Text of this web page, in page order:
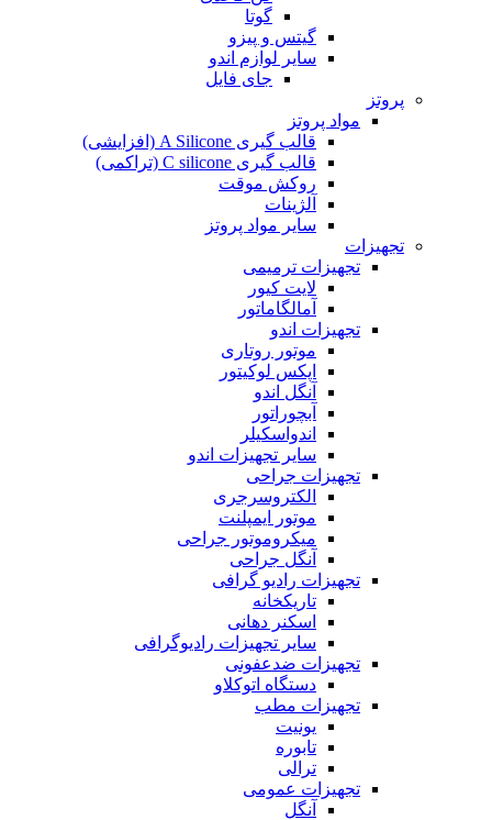
گوتا
گیتس و پیزو
سایر لوازم اندو
جای فایل
پروتز
مواد پروتز
قالب گیری A Silicone (افزایشی)
قالب گیری C silicone (تراکمی)
روکش موقت
آلژینات
سایر مواد پروتز
تجهیزات
تجهیزات ترمیمی
لایت کیور
آمالگاماتور
تجهیزات اندو
موتور روتاری
اپکس لوکیتور
آنگل اندو
آبچوراتور
اندواسکیلر
سایر تجهیزات اندو
تجهیزات جراحی
الکتروسرجری
موتور ایمپلنت
میکروموتور جراحی
آنگل جراحی
تجهیزات رادیو گرافی
تاریکخانه
اسکنر دهانی
سایر تجهیزات رادیوگرافی
تجهیزات ضدعفونی
دستگاه اتوکلاو
تجهیزات مطب
یونیت
تابوره
ترالی
تجهیزات عمومی
آنگل